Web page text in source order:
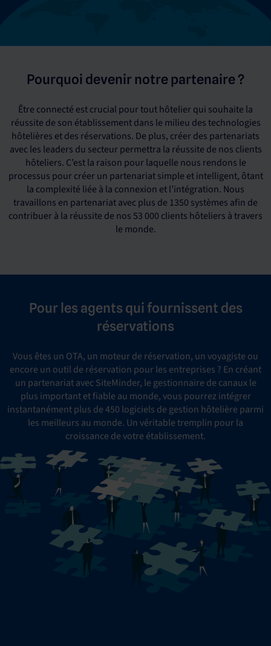
Pourquoi devenir notre partenaire ?
Être connecté est crucial pour tout hôtelier qui souhaite la
réussite de son établissement dans le milieu des technologies
hôtelières et des réservations. De plus, créer des partenariats
avec les leaders du secteur permettra la réussite de nos clients
hôteliers. C’est la raison pour laquelle nous rendons le
processus pour créer un partenariat simple et intelligent, ôtant
la complexité liée à la connexion et l’intégration. Nous
travaillons en partenariat avec plus de 1350 systèmes afin de
contribuer à la réussite de nos 53 000 clients hôteliers à travers
le monde.
Pour les agents qui fournissent des
réservations
Vous êtes un OTA, un moteur de réservation, un voyagiste ou
encore un outil de réservation pour les entreprises ? En créant
un partenariat avec SiteMinder, le gestionnaire de canaux le
plus important et fiable au monde, vous pourrez intégrer
instantanément plus de 450 logiciels de gestion hôtelière parmi
les meilleurs au monde. Un véritable tremplin pour la
croissance de votre établissement.